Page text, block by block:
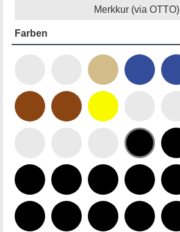
Merkkur (via OTTO)
Farben